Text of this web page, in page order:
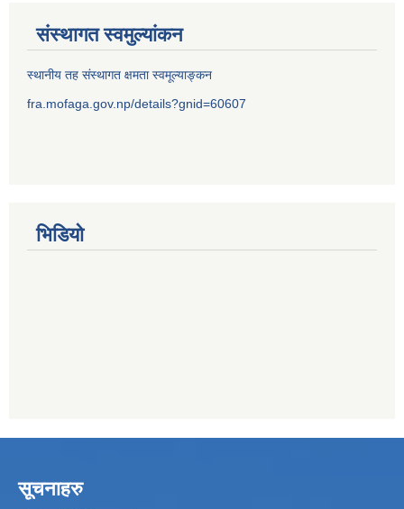
संस्थागत स्वमुल्यांकन
स्थानीय तह संस्थागत क्षमता स्वमूल्याङ्कन
fra.mofaga.gov.np/details?gnid=60607
भिडियो
सूचनाहरु